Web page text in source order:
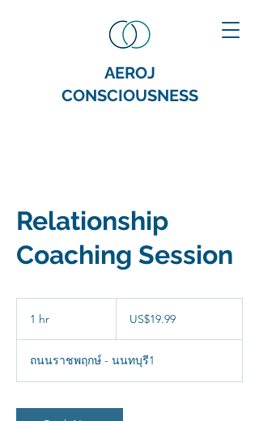
AEROJ
CONSCIOUSNESS
Relationship
Coaching Session
1 hr
ดอลลาร์
สหรัฐUS$19.99
ถนนราชพฤกษ์ - นนทบุรี1